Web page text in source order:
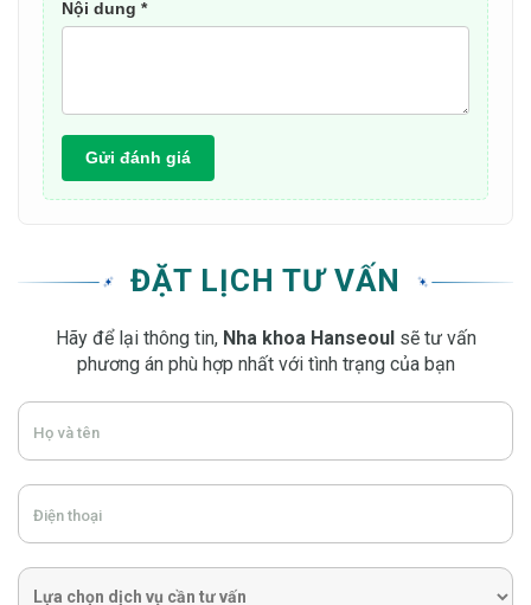
Nội dung *
Gửi đánh giá
ĐẶT LỊCH TƯ VẤN
Hãy để lại thông tin, Nha khoa Hanseoul sẽ tư vấn
phương án phù hợp nhất với tình trạng của bạn